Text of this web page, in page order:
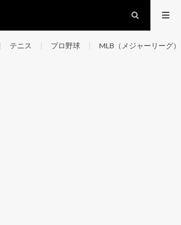
テニス プロ野球 MLB（メジャーリーグ）